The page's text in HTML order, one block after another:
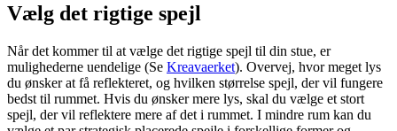
Vælg det rigtige spejl
Når det kommer til at vælge det rigtige spejl til din stue, er
mulighederne uendelige (Se Kreavaerket). Overvej, hvor meget lys
du ønsker at få reflekteret, og hvilken størrelse spejl, der vil fungere
bedst til rummet. Hvis du ønsker mere lys, skal du vælge et stort
spejl, der vil reflektere mere af det i rummet. I mindre rum kan du